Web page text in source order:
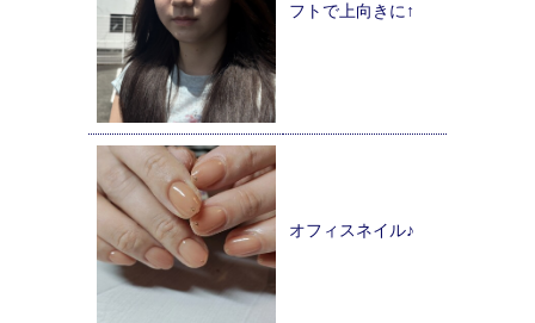
フトで上向きに↑
オフィスネイル♪